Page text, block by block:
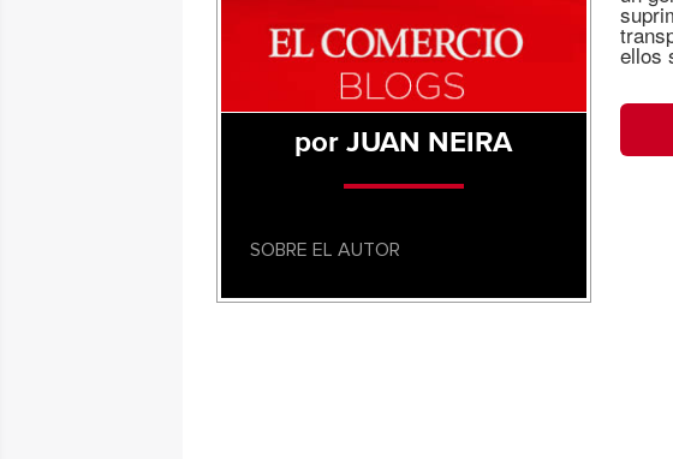
ellos
por JUAN NEIRA
SOBRE EL AUTOR